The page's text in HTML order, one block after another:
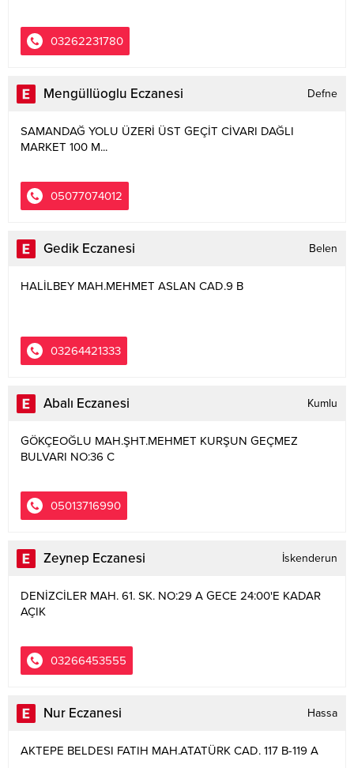
03262231780
Mengüllüoglu Eczanesi Defne
SAMANDAĞ YOLU ÜZERİ ÜST GEÇİT CİVARI DAĞLI
MARKET 100 M...
05077074012
Gedik Eczanesi Belen
HALİLBEY MAH.MEHMET ASLAN CAD.9 B
03264421333
Abalı Eczanesi Kumlu
GÖKÇEOĞLU MAH.ŞHT.MEHMET KURŞUN GEÇMEZ
BULVARI NO:36 C
05013716990
Zeynep Eczanesi İskenderun
DENİZCİLER MAH. 61. SK. NO:29 A GECE 24:00'E KADAR
AÇIK
03266453555
Nur Eczanesi Hassa
AKTEPE BELDESI FATIH MAH.ATATÜRK CAD. 117 B-119 A